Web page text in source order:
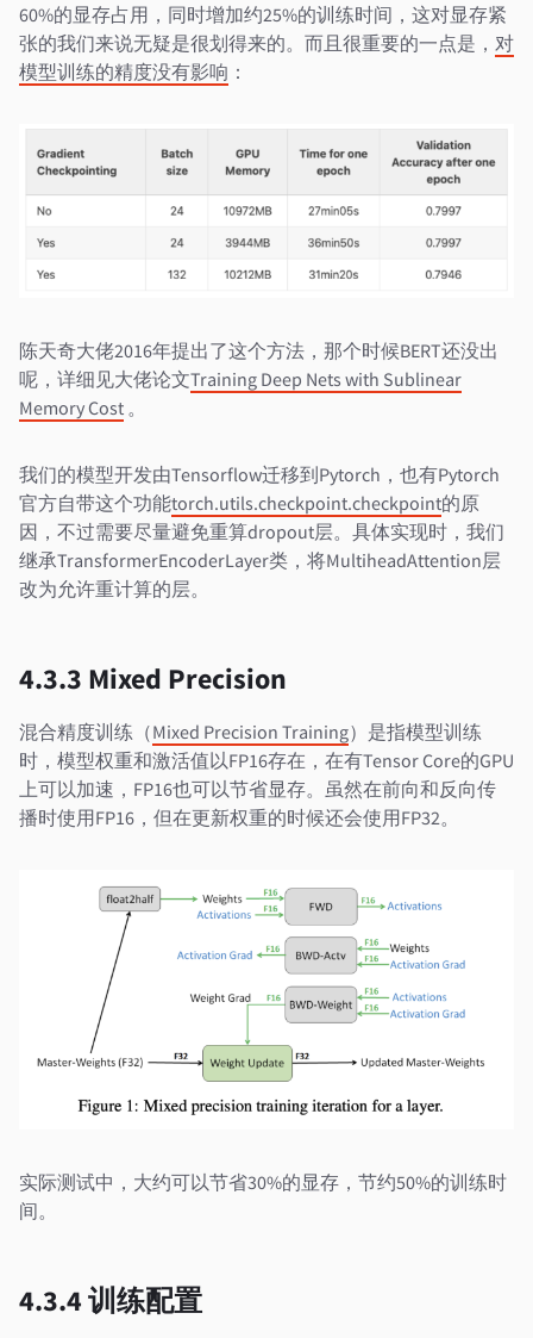
60%的显存占用，同时增加约25%的训练时间，这对显存紧
张的我们来说无疑是很划得来的。而且很重要的一点是， 对
模型训练的精度没有影响 ：
陈天奇大佬2016年提出了这个方法，那个时候BERT还没出
呢，详细见大佬论文Training Deep Nets with Sublinear
Memory Cost 。
我们的模型开发由Tensorflow迁移到Pytorch，也有Pytorch
官方自带这个功能torch.utils.checkpoint.checkpoint的原
因，不过需要尽量避免重算dropout层。具体实现时，我们
继承TransformerEncoderLayer类，将MultiheadAttention层
改为允许重计算的层。
4.3.3 Mixed Precision
混合精度训练（Mixed Precision Training）是指模型训练
时，模型权重和激活值以FP16存在，在有Tensor Core的GPU
上可以加速，FP16也可以节省显存。虽然在前向和反向传
播时使用FP16，但在更新权重的时候还会使用FP32。
实际测试中，大约可以节省30%的显存，节约50%的训练时
间。
4.3.4 训练配置